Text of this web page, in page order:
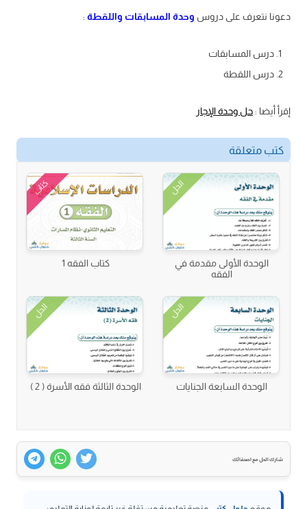
دعونا نتعرف على دروس وحدة المسابقات واللقطة :
درس المسابقات
درس اللقطة
إقرأ أيضا :حل وحدة الإجار
كتب متعلقة
الحل
الوحدة الأولى مقدمة في
الفقه
كتاب
كتاب الفقه 1
الحل
الوحدة السابعة الجنايات
الحل
الوحدة الثالثة فقه الأسرة ( 2 )
شارك الحل مع اصدقائك